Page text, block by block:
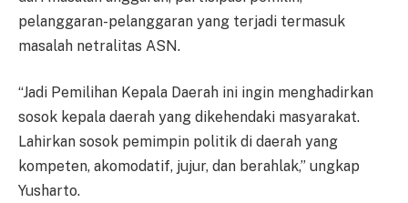
pelanggaran-pelanggaran yang terjadi termasuk
masalah netralitas ASN.
“Jadi Pemilihan Kepala Daerah ini ingin menghadirkan
sosok kepala daerah yang dikehendaki masyarakat.
Lahirkan sosok pemimpin politik di daerah yang
kompeten, akomodatif, jujur, dan berahlak,” ungkap
Yusharto.